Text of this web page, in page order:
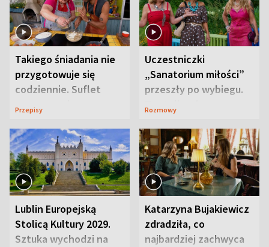
Takiego śniadania nie
przygotowuje się
codziennie. Suflet
serowy zachwyca
Przepisy
Uczestniczki
„Sanatorium miłości”
przeszły po wybiegu.
Te stylizacje
Rozmowy
Lublin Europejską
Stolicą Kultury 2029.
Sztuka wychodzi na
Katarzyna Bujakiewicz
zdradziła, co
najbardziej zachwyca